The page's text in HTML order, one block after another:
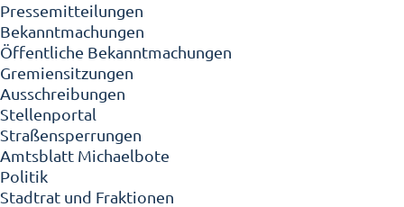
Pressemitteilungen
Bekanntmachungen
Öffentliche Bekanntmachungen
Gremiensitzungen
Ausschreibungen
Stellenportal
Straßensperrungen
Amtsblatt Michaelbote
Politik
Stadtrat und Fraktionen